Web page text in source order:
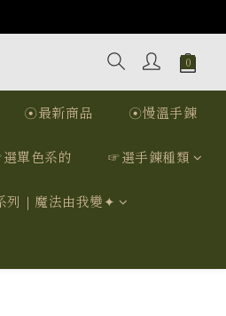
☉最新商品 ☉慢溫手鍊
單色系的 ☞選手鍊種類
列｜魔法由我變✦